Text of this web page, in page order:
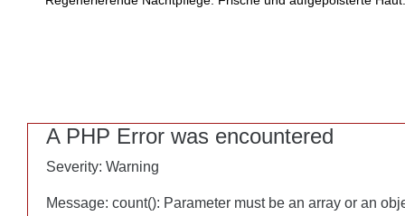
Frische, aufgepolsterte Haut über Nacht. DermCom
A PHP Error was encountered
Severity: Warning
Message: count(): Parameter must be an array or an
A PHP Error was encountered
Severity: Warning
Message: count(): Parameter must be an array or an